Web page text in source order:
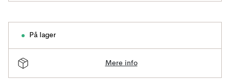
På lager
Mere info